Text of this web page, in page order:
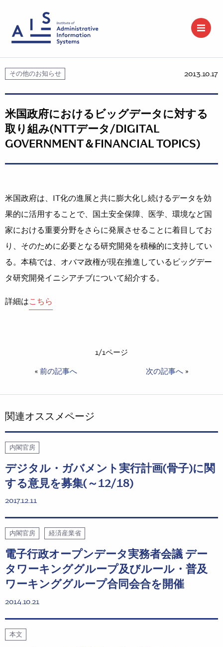
その他のお知らせ 2013.10.17
米国政府におけるビッグデータに対する
取り組み(NTTデータ/DIGITAL
GOVERNMENT＆FINANCIAL TOPICS)
米国政府は、IT化の進展と共に膨大化し続けるデータを効
果的に活用することで、国土安全保障、医学、環境など国
家における重要分野をさらに発展させることに着目してお
り、そのために必要となる研究開発を積極的に支持してい
る。本稿では、オバマ政権が現在推進しているビッグデー
タ研究開発イニシアチブについて紹介する。
詳細はこちら
1/1ページ
« 前の記事へ 次の記事へ »
関連オススメページ
内閣官房
デジタル・ガバメント実行計画(骨子)に関
する意見を募集(～12/18)
2017.12.11
内閣官房 経済産業省
電子行政オープンデータ実務者会議 デー
タワーキンググループ及びルール・普及
ワーキンググループ合同会合を開催
2014.10.21
本文